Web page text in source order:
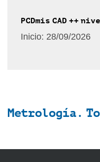
PCDmis CAD ++
Inicio: 28/09/2026
Metrología.